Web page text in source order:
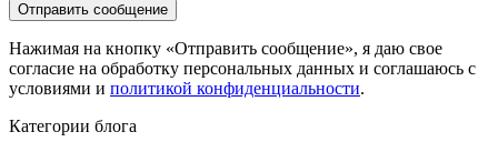
Нажимая на кнопку «Отправить сообщение», я даю свое
согласие на обработку персональных данных и соглашаюсь с
условиями и политикой конфиденциальности.
Категории блога